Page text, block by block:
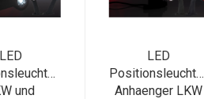
LED
und
LED
Positionsleuchten
Anhaenger LKW